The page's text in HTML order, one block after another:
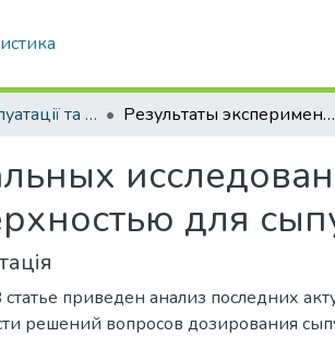
Кафедра Експлуатації та технічного сервісу машин Результаты экспериментальных исследований барабанного дозатора с ячеистой поверхностью для сыпучих материалов
для
статье приведен анализ по­следних
ре­шений вопросов дозирования